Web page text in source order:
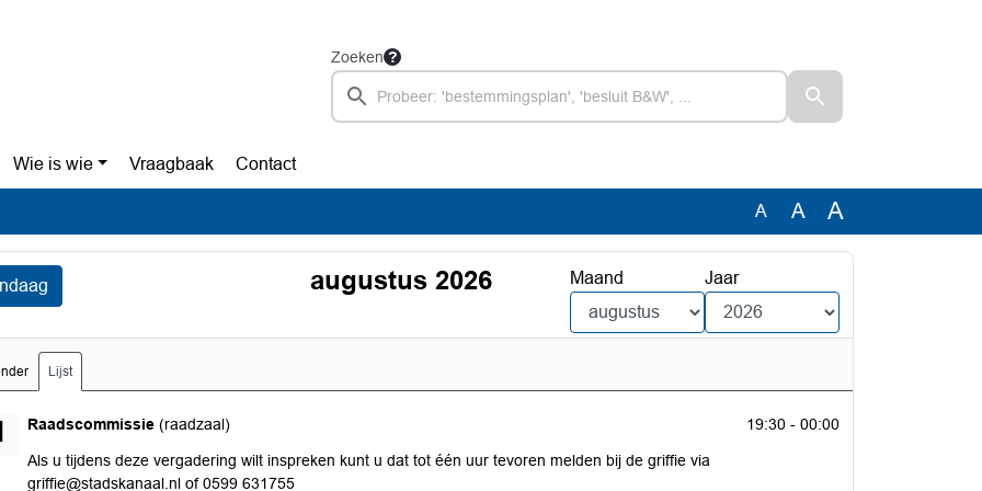
Zoeken
Wie is wie Vraagbaak Contact
A A A
augustus 2026 Maand Jaar
Lijst
Raadscommissie (raadzaal)
maandag 31 augustus 2026 19:30 - 00:00
Als u tijdens deze vergadering wilt inspreken kunt u dat tot één uur tevoren melden bij de griffie via
griffie@stadskanaal.nl of 0599 631755